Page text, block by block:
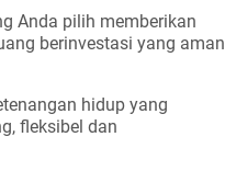
Anda pilih memberikan
berinvestasi yang aman
hidup yang
fleksibel dan